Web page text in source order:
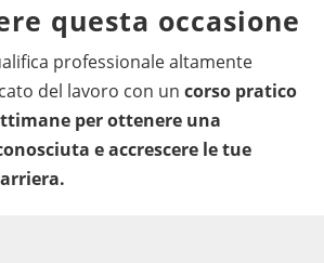
questa occasione
professionale altamente
del lavoro con un corso pratico
per ottenere una
e accrescere le tue